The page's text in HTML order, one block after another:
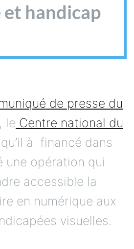
handicap
de presse du
, le Centre national du
à financé dans
une opération qui
accessible la
en numérique aux
visuelles.